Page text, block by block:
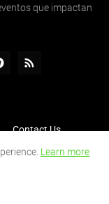
que impactan
Contact Us
RTL Version
Learn more